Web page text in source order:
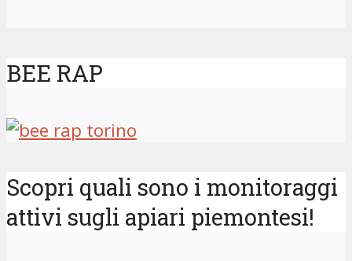
BEE RAP
Scopri quali sono i monitoraggi
attivi sugli apiari piemontesi!